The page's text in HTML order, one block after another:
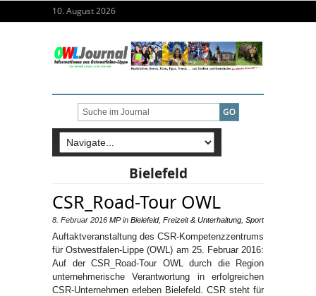
10. August 2026
Bielefeld
CSR_Road-Tour OWL
8. Februar 2016 MPin Bielefeld, Freizeit & Unterhaltung Sport
Auftaktveranstaltung des CSR-Kompetenzzentrums
für Ostwestfalen-Lippe (OWL) am 25. Februar 2016:
Auf der CSR_Road-Tour OWL durch die Region
unternehmerische Verantwortung in erfolgreichen
CSR-Unternehmen erleben Bielefeld. CSR steht für